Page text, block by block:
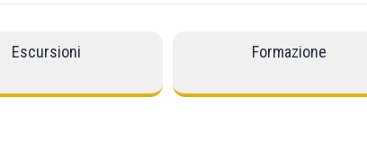
Escursioni Formazione